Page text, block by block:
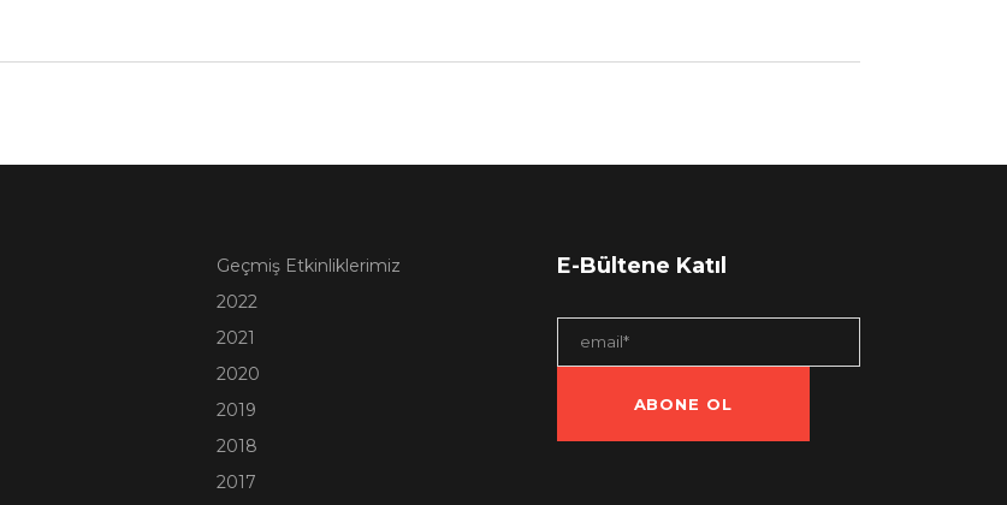
Geçmiş Etkinliklerimiz
2022
2021
2020
2019
2018
2017
E-Bültene Katıl